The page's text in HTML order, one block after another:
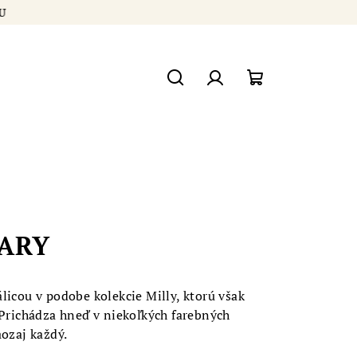
v podobe kolekcie Milly, ktorú však
hneď v niekoľkých farebných
každý.